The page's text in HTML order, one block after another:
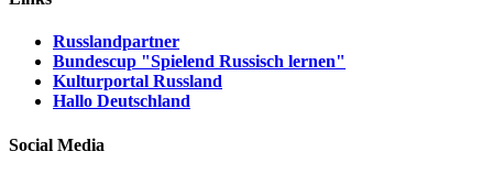
Russlandpartner
Bundescup "Spielend Russisch lernen"
Kulturportal Russland
Hallo Deutschland
Social Media